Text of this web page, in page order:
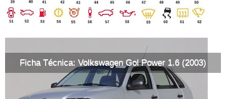
Ficha Técnica: Volkswagen Gol Power 1.6 (2003)